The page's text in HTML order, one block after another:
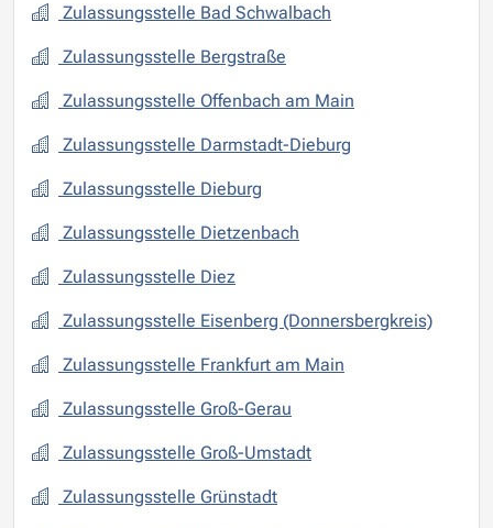
Zulassungsstelle Bad Schwalbach
Zulassungsstelle Bergstraße
Zulassungsstelle Offenbach am Main
Zulassungsstelle Darmstadt-Dieburg
Zulassungsstelle Dieburg
Zulassungsstelle Dietzenbach
Zulassungsstelle Diez
Zulassungsstelle Eisenberg (Donnersbergkreis)
Zulassungsstelle Frankfurt am Main
Zulassungsstelle Groß-Gerau
Zulassungsstelle Groß-Umstadt
Zulassungsstelle Grünstadt